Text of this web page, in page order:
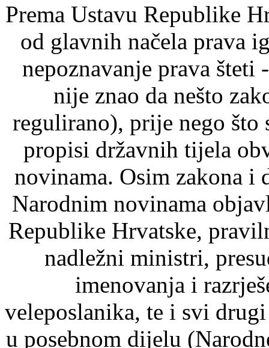
Prema Ustavu Republike
od glavnih načela prava
nepoznavanje prava šteti
nije znao da nešto
regulirano), prije nego što
propisi državnih tijela
novinama. Osim zakona i
Narodnim novinama
Republike Hrvatske,
nadležni ministri,
imenovanja i
veleposlanika, te i svi
u posebnom dijelu